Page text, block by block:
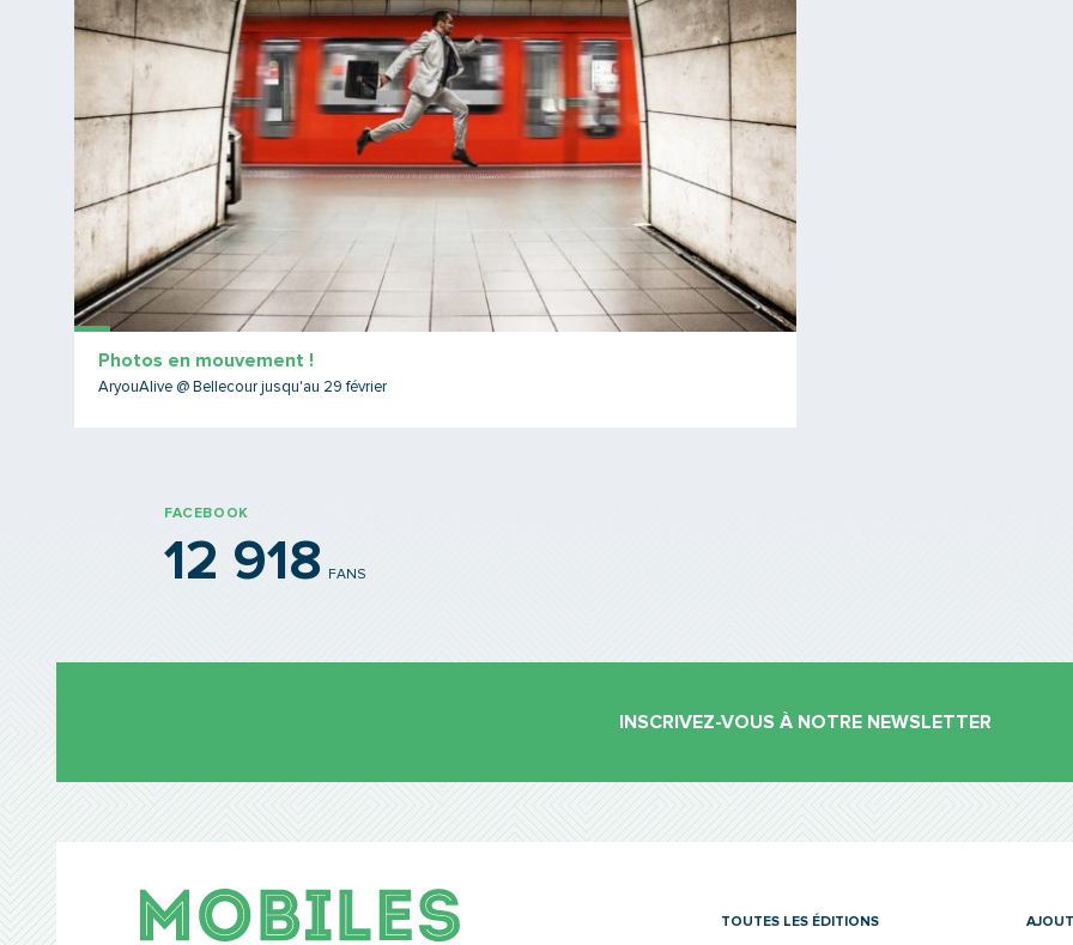
Photos en mouvement !
AryouAlive @ Bellecour jusqu'au 29 février
FACEBOOK
12 918 FANS
INSCRIVEZ-VOUS À NOTRE NEWSLETTER
TOUTES LES ÉDITIONS